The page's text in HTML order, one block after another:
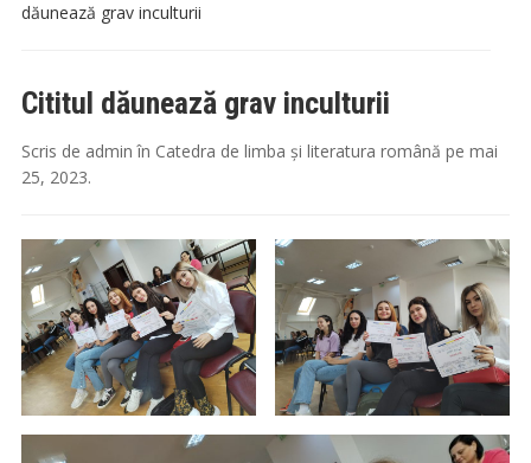
dăunează grav inculturii
Cititul dăunează grav inculturii
Scris de admin în Catedra de limba și literatura română pe mai
25, 2023.